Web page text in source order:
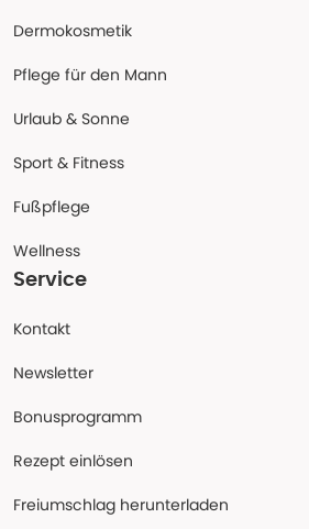
Dermokosmetik
Pflege für den Mann
Urlaub & Sonne
Sport & Fitness
Fußpflege
Wellness
Service
Kontakt
Newsletter
Bonusprogramm
Rezept einlösen
Freiumschlag herunterladen